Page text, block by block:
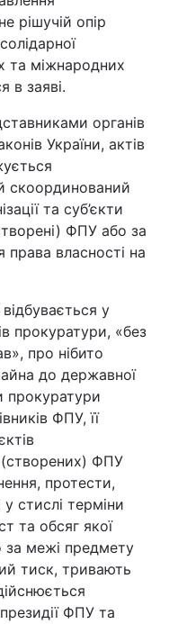
рішучій опір
та міжнародних
в заяві.
органів
України, актів
скоординований
та суб’єкти
ФПУ або за
права власності на
у
прокуратури, «без
про нібито
до державної
прокуратури
ФПУ, її
(створених) ФПУ
протести,
стислі терміни
та обсяг якої
за межі предмету
тиск, тривають
ФПУ та